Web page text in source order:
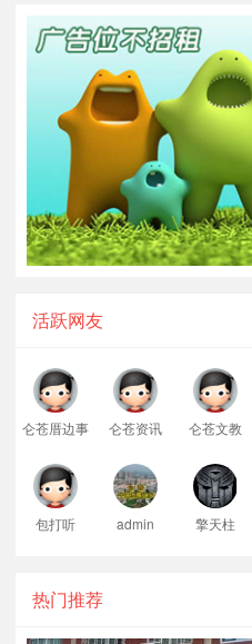
活跃网友
仑苍厝边事 仑苍资讯 仑苍文教
包打听 admin 擎天柱
热门推荐